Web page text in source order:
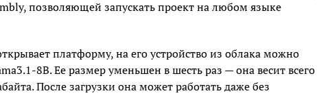
позволяющей запускать проект на любом языке
платформу, на его устройство из облака можно
8B. Ее размер уменьшен в шесть раз — она весит всего
После загрузки она может работать даже без